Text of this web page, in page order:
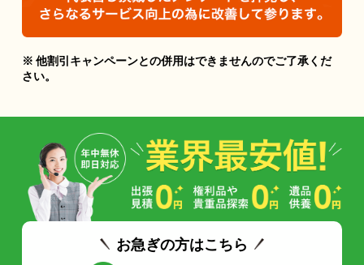
※ 他割引キャンペーンとの併用はできませんのでご了承くだ
さい。
お急ぎの方はこちら